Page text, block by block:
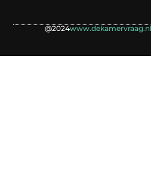
@2024